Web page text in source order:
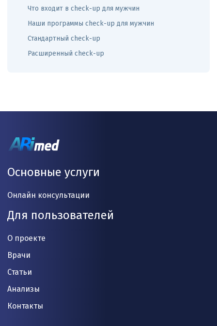
Что входит в check-up для мужчин
Наши программы check-up для мужчин
Стандартный check-up
Расширенный check-up
Основные услуги
Онлайн консультации
Для пользователей
О проекте
Врачи
Статьи
Анализы
Контакты